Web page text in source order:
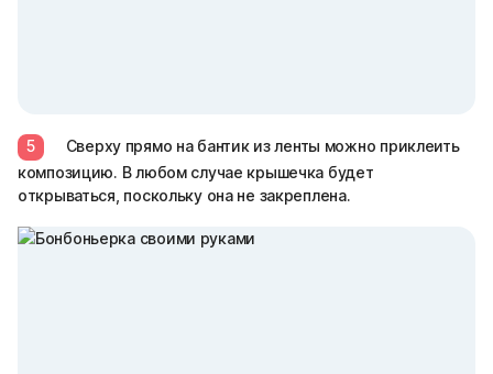
5
Сверху прямо на бантик из ленты можно приклеить
композицию. В любом случае крышечка будет
открываться, поскольку она не закреплена.